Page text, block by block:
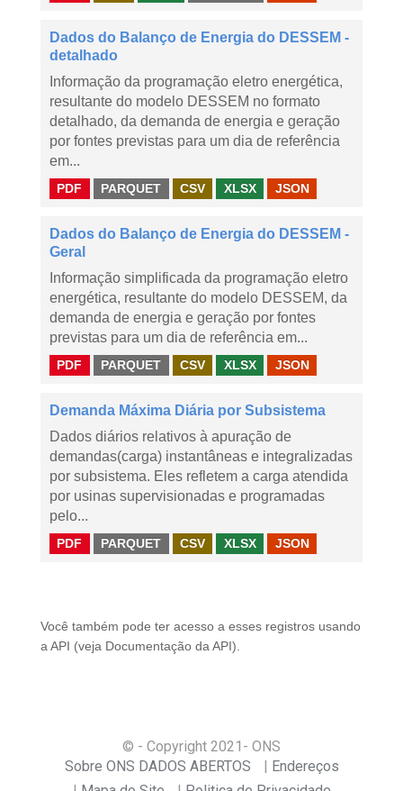
Dados do Balanço de Energia do DESSEM -
detalhado
Informação da programação eletro energética,
resultante do modelo DESSEM no formato
detalhado, da demanda de energia e geração
por fontes previstas para um dia de referência
em...
PDF PARQUET CSV XLSX JSON
Dados do Balanço de Energia do DESSEM -
Geral
Informação simplificada da programação eletro
energética, resultante do modelo DESSEM, da
demanda de energia e geração por fontes
previstas para um dia de referência em...
PDF PARQUET CSV XLSX JSON
Demanda Máxima Diária por Subsistema
Dados diários relativos à apuração de
demandas(carga) instantâneas e integralizadas
por subsistema. Eles refletem a carga atendida
por usinas supervisionadas e programadas
pelo...
PDF PARQUET CSV XLSX JSON
Você também pode ter acesso a esses registros usando
a API (veja Documentação da API ).
© - Copyright 2021 - ONS
Sobre ONS DADOS ABERTOS
Endereços